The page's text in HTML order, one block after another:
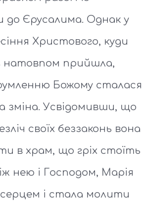
до Єрусалима. Однак у
Христового, куди
натовпом прийшла,
Божому сталася
зміна. Усвідомивши, що
своїх беззаконь вона
в храм, що гріх стоїть
нею і Господом, Марія
серцем і стала молити